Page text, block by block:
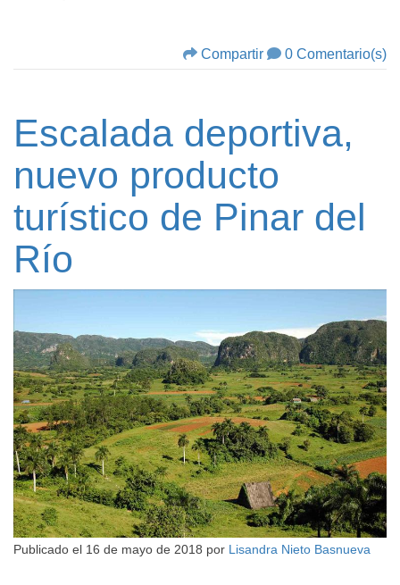
Compartir 0 Comentario(s)
Escalada deportiva,
nuevo producto
turístico de Pinar del
Río
Publicado el 16 de mayo de 2018 por Lisandra Nieto Basnueva